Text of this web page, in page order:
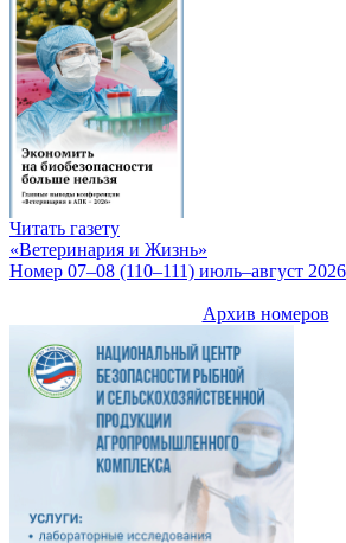
Читать газету
«Ветеринария и Жизнь»
Номер 07–08 (110–111) июль–август 2026
Архив номеров